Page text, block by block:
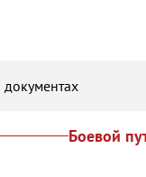
Боевой